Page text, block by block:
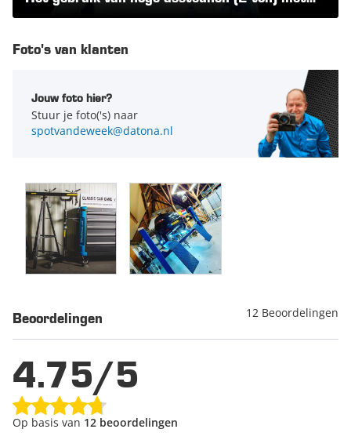
Opmerking: je gebruikt de assteunen niet om het voertuig te
ter ondersteuning. Dit zorgt voor meer veiligheid en
Foto's van klanten
Jouw foto hier?
Stuur je foto('s) naar
spotvandeweek@datona.nl
Beoordelingen 12 Beoordelingen
4.75/5
Op basis van 12 beoordelingen